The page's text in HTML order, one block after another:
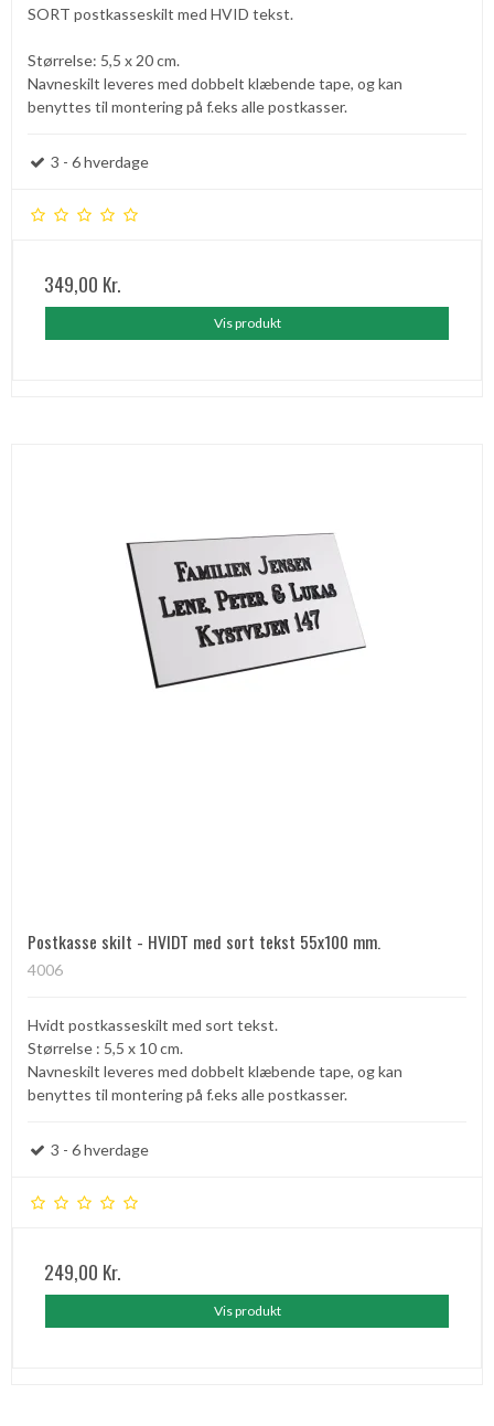
SORT postkasseskilt med HVID tekst.
Størrelse: 5,5 x 20 cm.
Navneskilt leveres med dobbelt klæbende tape, og kan
benyttes til montering på f.eks alle postkasser.
3 - 6 hverdage
349,00 Kr.
Vis produkt
Postkasse skilt - HVIDT med sort tekst 55x100 mm.
4006
Hvidt postkasseskilt med sort tekst.
Størrelse : 5,5 x 10 cm.
Navneskilt leveres med dobbelt klæbende tape, og kan
benyttes til montering på f.eks alle postkasser.
3 - 6 hverdage
249,00 Kr.
Vis produkt